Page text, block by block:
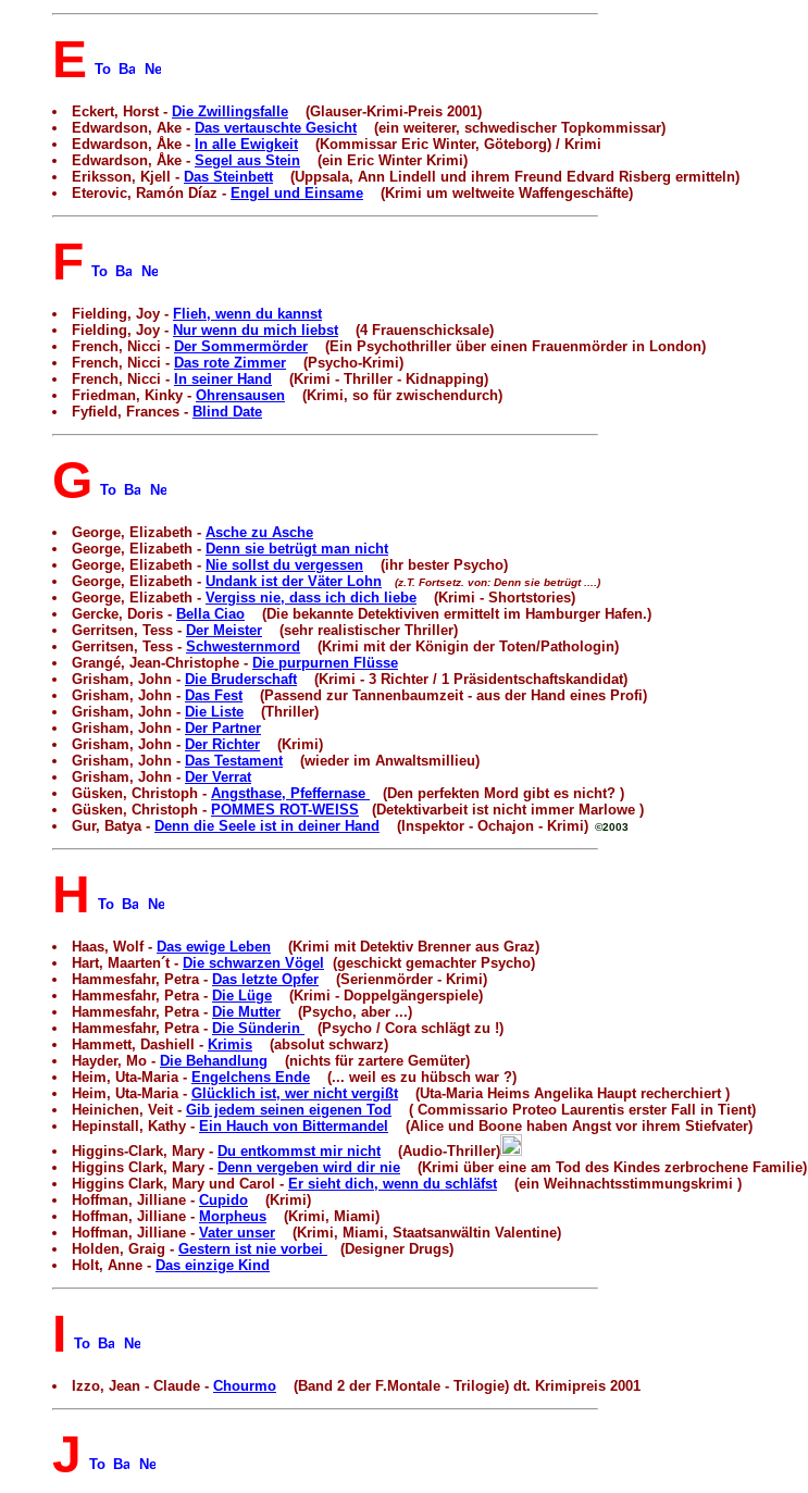
E
Eckert, Horst - Die Zwillingsfalle (Glauser-Krimi-Preis 2001)
Edwardson, Ake - Das vertauschte Gesicht(ein weiterer, schwedischer Topkommissar)
Edwardson, Åke - In alle Ewigkeit(Kommissar Eric Winter, Göteborg) / Krimi
Edwardson, Åke - Segel aus Stein (ein Eric Winter Krimi)
Eriksson, Kjell - Das Steinbett(Uppsala, Ann Lindell und ihrem Freund Edvard Risberg ermitteln)
Eterovic, Ramón Díaz - Engel und Einsame (Krimi um weltweite Waffengeschäfte)
F
Fielding, Joy - Flieh, wenn du kannst
Fielding, Joy - Nur wenn du mich liebst(4 Frauenschicksale)
French, Nicci - Der Sommermörder (Ein Psychothriller über einen Frauenmörder in London)
French, Nicci - Das rote Zimmer (Psycho-Krimi)
French, Nicci - In seiner Hand
(Krimi - Thriller - Kidnapping)
Friedman, Kinky - Ohrensausen (Krimi, so für zwischendurch)
Fyfield, Frances - Blind Date
G
George, Elizabeth - Asche zu Asche
George, Elizabeth - Denn sie betrügt man nicht
George, Elizabeth - Nie sollst du vergessen (ihr bester Psycho)
George, Elizabeth - Undank ist der Väter Lohn (z.T. Fortsetz. von: Denn sie betrügt ....)
George, Elizabeth - Vergiss nie, dass ich dich liebe (Krimi - Shortstories)
Gercke, Doris - Bella Ciao (Die bekannte Detektiviven ermittelt im Hamburger Hafen.)
Gerritsen, Tess - Der Meister (sehr realistischer Thriller)
Gerritsen, Tess - Schwesternmord
(Krimi mit der Königin der Toten/Pathologin)
Grangé, Jean-Christophe - Die purpurnen Flüsse
Grisham, John - Die Bruderschaft(Krimi - 3 Richter / 1 Präsidentschaftskandidat)
Grisham, John - Das Fest(Passend zur Tannenbaumzeit - aus der Hand eines Profi)
Grisham, John - Die Liste (Thriller)
Grisham, John - Der Partner
Grisham, John - Der Richter (Krimi)
Grisham, John - Das Testament(wieder im Anwaltsmillieu)
Grisham, John - Der Verrat
Güsken, Christoph - Angsthase, Pfeffernase
(Den perfekten Mord gibt es nicht? )
Güsken, Christoph - POMMES ROT-WEISS (Detektivarbeit ist nicht immer Marlowe )
Gur, Batya - Denn die Seele ist in deiner Hand (Inspektor - Ochajon - Krimi) ©2003
H
Haas, Wolf - Das ewige Leben (Krimi mit Detektiv Brenner aus Graz)
Hart, Maarten´t - Die schwarzen Vögel
(geschickt gemachter Psycho)
Hammesfahr, Petra - Das letzte Opfer (Serienmörder - Krimi)
Hammesfahr, Petra - Die Lüge (Krimi - Doppelgängerspiele)
Hammesfahr, Petra - Die Mutter (Psycho, aber ...)
Hammesfahr, Petra - Die Sünderin
(Psycho / Cora schlägt zu !)
Hammett, Dashiell - Krimis (absolut schwarz)
Hayder, Mo - Die Behandlung (nichts für zartere Gemüter)
Heim, Uta-Maria - Engelchens Ende (... weil es zu hübsch war ?)
Heim, Uta-Maria - Glücklich ist, wer nicht vergißt(Uta-Maria Heims Angelika Haupt recherchiert )
Heinichen, Veit - Gib jedem seinen eigenen Tod
( Commissario Proteo Laurentis erster Fall in Tient)
Hepinstall, Kathy - Ein Hauch von Bittermandel
(Alice und Boone haben Angst vor ihrem Stiefvater)
Higgins-Clark, Mary - Du entkommst mir nicht(Audio-Thriller)
Higgins Clark, Mary - Denn vergeben wird dir nie (Krimi über eine am Tod des Kindes zerbrochene Familie)
Higgins Clark, Mary und Carol - Er sieht dich, wenn du schläfst(ein Weihnachtsstimmungskrimi )
Hoffman, Jilliane - Cupido (Krimi)
Hoffman, Jilliane - Morpheus (Krimi, Miami)
Hoffman, Jilliane - Vater unser (Krimi, Miami, Staatsanwältin Valentine)
Holden, Graig - Gestern ist nie vorbei
(Designer Drugs)
Holt, Anne - Das einzige Kind
I
Izzo, Jean - Claude - Chourmo (Band 2 der F.Montale - Trilogie) dt. Krimipreis 2001
J